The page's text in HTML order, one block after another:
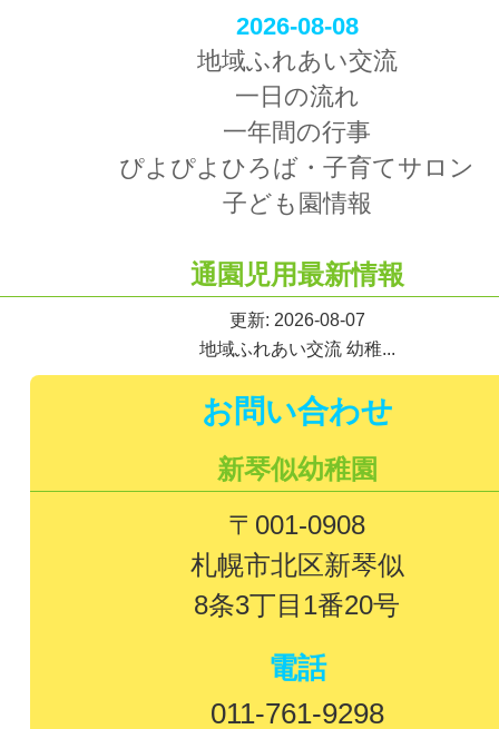
2026-08-08
地域ふれあい交流
一日の流れ
一年間の行事
ぴよぴよひろば・子育てサロン
子ども園情報
通園児用最新情報
更新: 2026-08-07
地域ふれあい交流 幼稚...
お問い合わせ
新琴似幼稚園
〒001-0908
札幌市北区新琴似
8条3丁目1番20号
電話
011-761-9298